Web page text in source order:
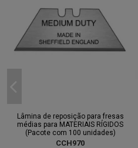
Lâmina de reposição para fresas
médias para MATERIAIS RÍGIDOS
(Pacote com 100 unidades)
CCH970